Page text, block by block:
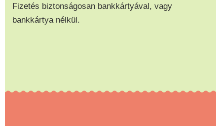
Fizetés biztonságosan bankkártyával, vagy
bankkártya nélkül.